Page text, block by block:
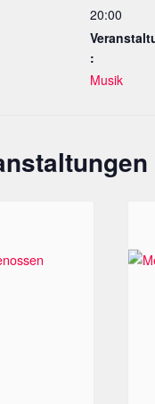
20:00
:
Musik